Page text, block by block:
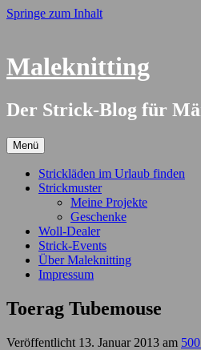
Springe zum Inhalt
Maleknitting
Der Strick-Blog für
Menü
Strickläden im Urlaub finden
Strickmuster
Meine Projekte
Geschenke
Woll-Dealer
Strick-Events
Über Maleknitting
Impressum
Toerag Tubemouse
Veröffentlicht 13. Januar 2013 am